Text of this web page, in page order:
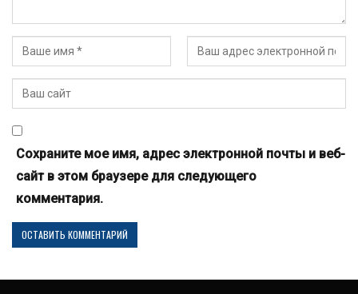
Сохраните мое имя, адрес электронной почты и веб-
сайт в этом браузере для следующего
комментария.